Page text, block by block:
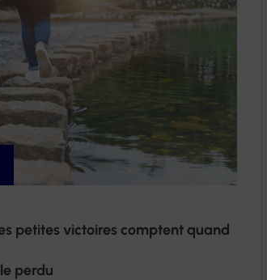
petites victoires comptent quand
perdu